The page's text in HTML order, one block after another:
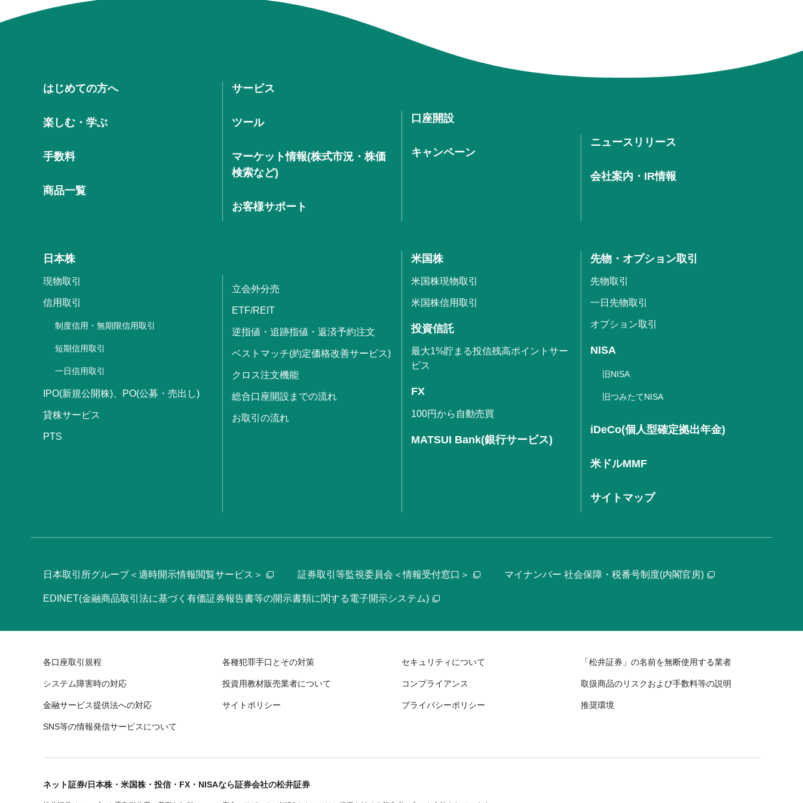
はじめての方へ
楽しむ・学ぶ
手数料
商品一覧
サービス
ツール
マーケット情報(株式市況・株価
検索など)
お客様サポート
口座開設
キャンペーン
ニュースリリース
会社案内・IR情報
日本株
現物取引
信用取引
制度信用・無期限信用取引
短期信用取引
一日信用取引
IPO(新規公開株)、PO(公募・売出し)
貸株サービス
PTS
立会外分売
ETF/REIT
逆指値・追跡指値・返済予約注文
ベストマッチ(約定価格改善サービス)
クロス注文機能
総合口座開設までの流れ
お取引の流れ
米国株
米国株現物取引
米国株信用取引
投資信託
最大1%貯まる投信残高ポイントサー
ビス
FX
100円から自動売買
MATSUI Bank(銀行サービス)
先物・オプション取引
先物取引
一日先物取引
オプション取引
NISA
旧NISA
旧つみたてNISA
iDeCo(個人型確定拠出年金)
米ドルMMF
サイトマップ
日本取引所グループ＜適時開示情報閲覧サービス＞ 証券取引等監視委員会＜情報受付窓口＞ マイナンバー 社会保障・税番号制度(内閣官房)
EDINET(金融商品取引法に基づく有価証券報告書等の開示書類に関する電子開示システム)
各口座取引規程 各種犯罪手口とその対策 セキュリティについて 「松井証券」の名前を無断使用する業者
システム障害時の対応 投資用教材販売業者について コンプライアンス 取扱商品のリスクおよび手数料等の説明
金融サービス提供法への対応 サイトポリシー プライバシーポリシー 推奨環境
SNS等の情報発信サービスについて
ネット証券/日本株・米国株・投信・FX・NISAなら証券会社の松井証券